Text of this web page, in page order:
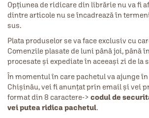
Opțiunea de ridicare din librărie nu va fi
dintre articole nu se încadrează în
sus.
Plata produselor se va face exclusiv cu
Comenzile plasate de luni până joi, până
procesate și expediate în aceeași zi de la
În momentul în care pachetul va ajunge
Chișinău, vei fi anunțat prin email și vei
format din 8 caractere-> codul de
vei putea ridica pachetul.